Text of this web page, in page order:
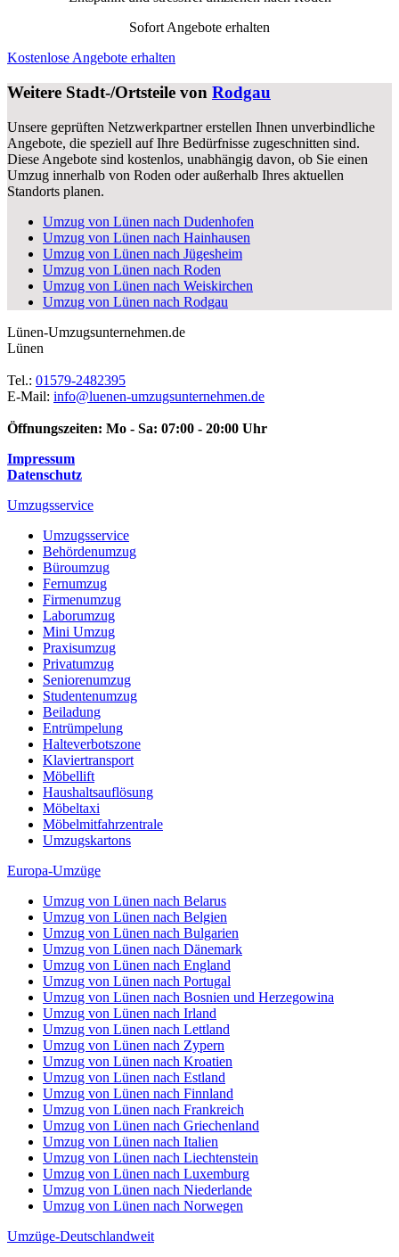
Sofort Angebote erhalten
Kostenlose Angebote erhalten
Weitere Stadt-/Ortsteile von Rodgau
Unsere geprüften Netzwerkpartner erstellen Ihnen unverbindliche
Angebote, die speziell auf Ihre Bedürfnisse zugeschnitten sind.
Diese Angebote sind kostenlos, unabhängig davon, ob Sie einen
Umzug innerhalb von Roden oder außerhalb Ihres aktuellen
Standorts planen.
Umzug von Lünen nach Dudenhofen
Umzug von Lünen nach Hainhausen
Umzug von Lünen nach Jügesheim
Umzug von Lünen nach Roden
Umzug von Lünen nach Weiskirchen
Umzug von Lünen nach Rodgau
Lünen-Umzugsunternehmen.de
Lünen
Tel.: 01579-2482395
E-Mail: info@luenen-umzugsunternehmen.de
Öffnungszeiten: Mo - Sa: 07:00 - 20:00 Uhr
Impressum
Datenschutz
Umzugsservice
Umzugsservice
Behördenumzug
Büroumzug
Fernumzug
Firmenumzug
Laborumzug
Mini Umzug
Praxisumzug
Privatumzug
Seniorenumzug
Studentenumzug
Beiladung
Entrümpelung
Halteverbotszone
Klaviertransport
Möbellift
Haushaltsauflösung
Möbeltaxi
Möbelmitfahrzentrale
Umzugskartons
Europa-Umzüge
Umzug von Lünen nach Belarus
Umzug von Lünen nach Belgien
Umzug von Lünen nach Bulgarien
Umzug von Lünen nach Dänemark
Umzug von Lünen nach England
Umzug von Lünen nach Portugal
Umzug von Lünen nach Bosnien und Herzegowina
Umzug von Lünen nach Irland
Umzug von Lünen nach Lettland
Umzug von Lünen nach Zypern
Umzug von Lünen nach Kroatien
Umzug von Lünen nach Estland
Umzug von Lünen nach Finnland
Umzug von Lünen nach Frankreich
Umzug von Lünen nach Griechenland
Umzug von Lünen nach Italien
Umzug von Lünen nach Liechtenstein
Umzug von Lünen nach Luxemburg
Umzug von Lünen nach Niederlande
Umzug von Lünen nach Norwegen
Umzüge-Deutschlandweit